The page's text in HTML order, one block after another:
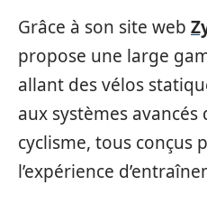
Grâce à son site web
propose une large
allant des vélos
aux systèmes
cyclisme, tous conçus
l’expérience